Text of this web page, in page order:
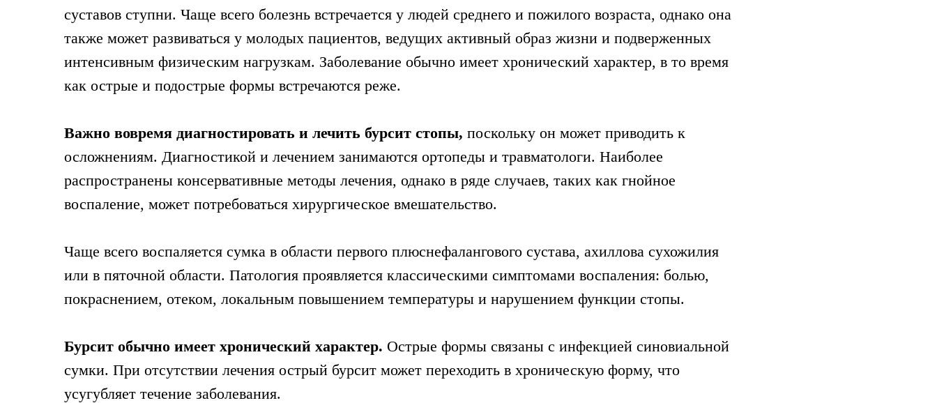
суставов ступни. Чаще всего болезнь встречается у людей среднего и пожилого возраста, однако она
также может развиваться у молодых пациентов, ведущих активный образ жизни и подверженных
интенсивным физическим нагрузкам. Заболевание обычно имеет хронический характер, в то время
как острые и подострые формы встречаются реже.
Важно вовремя диагностировать и лечить бурсит стопы, поскольку он может приводить к
осложнениям. Диагностикой и лечением занимаются ортопеды и травматологи. Наиболее
распространены консервативные методы лечения, однако в ряде случаев, таких как гнойное
воспаление, может потребоваться хирургическое вмешательство.
Чаще всего воспаляется сумка в области первого плюснефалангового сустава, ахиллова сухожилия
или в пяточной области. Патология проявляется классическими симптомами воспаления: болью,
покраснением, отеком, локальным повышением температуры и нарушением функции стопы.
Бурсит обычно имеет хронический характер. Острые формы связаны с инфекцией синовиальной
сумки. При отсутствии лечения острый бурсит может переходить в хроническую форму, что
усугубляет течение заболевания.